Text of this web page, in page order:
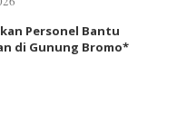
Personel Bantu
di Gunung Bromo*